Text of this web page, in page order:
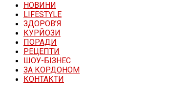
НОВИНИ
LIFESTYLE
ЗДОРОВ’Я
КУРЙОЗИ
ПОРАДИ
РЕЦЕПТИ
ШОУ-БІЗНЕС
ЗА КОРДОНОМ
КОНТАКТИ